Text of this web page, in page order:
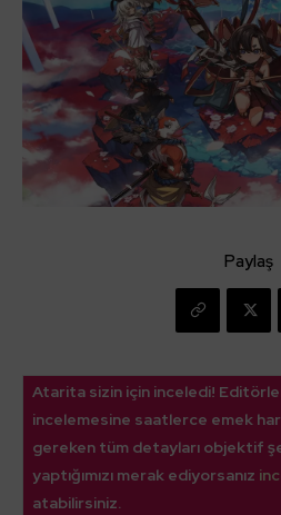
Paylaş
Atarita sizin için inceledi!
incelemesine saatlerce emek
gereken tüm detayları objektif
yaptığımızı merak ediyorsanız
atabilirsiniz.